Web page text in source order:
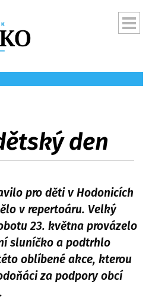
den
pro děti v Hodonicích
v repertoáru. Velký
23. května provázelo
sluníčko a podtrhlo
oblíbené akce, kterou
za podpory obcí